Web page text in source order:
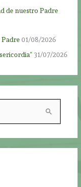
de nuestro Padre
Padre 01/08/2026
31/07/2026